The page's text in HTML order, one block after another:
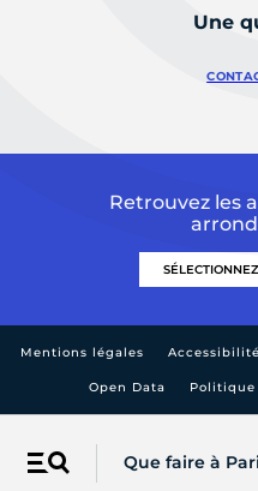
Menu Que faire à
Une
Retrouvez les
Mentions légales
Open Data Politique